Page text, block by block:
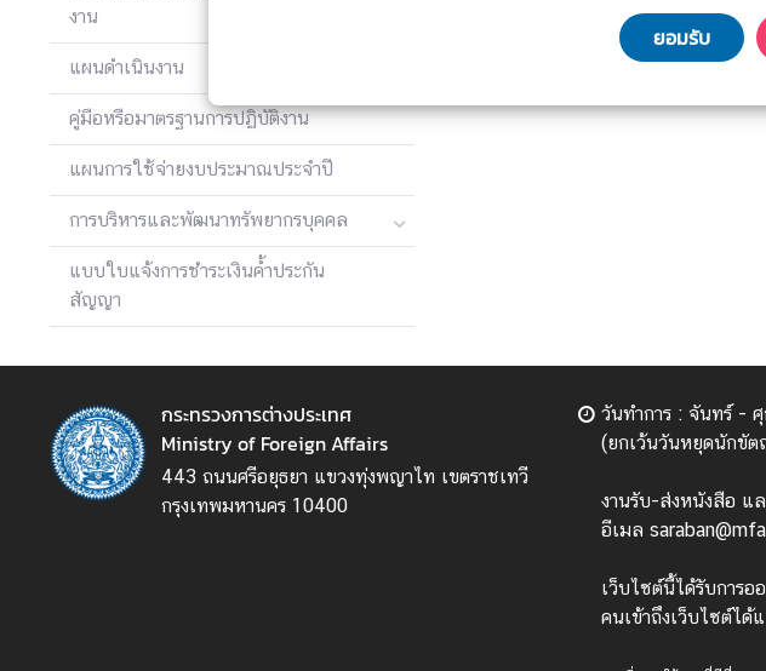
า
ก
ร
ง
ะ
ศ
บ
งาน
แผนดำเนินงาน
คู่มือหรือมาตรฐานการปฏิบัติงาน
แผนการใช้จ่ายงบประมาณประจำปี
การบริหารและพัฒนาทรัพยากรบุคคล
แบบใบแจ้งการชำระเงินค้ำประกัน
สัญญา
กระทรวงการต่างประเทศ
Ministry of Foreign Affairs
443 ถนนศรีอยุธยา แขวงทุ่งพญาไท เขตราชเทวี
กรุงเทพมหานคร 10400
วันทำการ : จันทร์ -
(ยกเว้นวันหยุดนักขัต
งานรับ-ส่งหนังสือ แ
อีเมล
เว็บไซต์นี้ได้รับการ
คนเข้าถึงเว็บไซต์ได้
ยอมรับ